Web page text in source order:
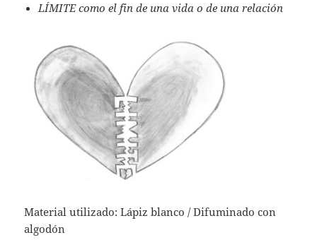
LÍMITE como el fin de una vida o de una relación
Material utilizado: Lápiz blanco / Difuminado con
algodón